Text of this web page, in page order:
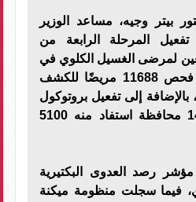
بيتر وجيه، مساعد الوزير
المرحلة الرابعة من
لمرضى الغسيل الكلوي في
21 محافظة، حيث تم فحص 11688 مريضًا للكشف
إلى تفعيل بروتوكول
الرعاية النفسية في 14 محافظة استفاد منه 5100
رصد العدوى البكتيرية
فيما سجلت منظومة ميكنة